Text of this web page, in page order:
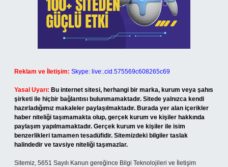
Reklam ve İletişim: Skype: live:.cid.575569c608265c69
Yasal Uyarı: Bu internet sitesi, herhangi bir marka, kurum veya şahıs
şirketi ile hiçbir bağlantısı bulunmamaktadır. Sitede yalnızca kendi
hazırladığımız makaleler paylaşılmaktadır. Burada yer alan içerikler
haber niteliği taşımamakta olup, gerçek kurum ve kişiler hakkında
paylaşım yapılmamaktadır. Gerçek kurum ve kişiler ile isim
benzerlikleri tamamen tesadüfidir. Sitemizdeki bilgiler taslak
halindedir ve tavsiye niteliği taşımazlar.
Sitemiz, 5651 Sayılı Kanun gereğince Bilgi Teknolojileri ve İletişim